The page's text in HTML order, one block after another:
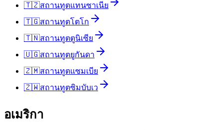
🇹🇿สถานทูตแทนซาเนีย
🇹🇬สถานทูตโตโก
🇹🇳สถานทูตตูนิเซีย
🇺🇬สถานทูตยูกันดา
🇿🇲สถานทูตแซมเบีย
🇿🇼สถานทูตซิมบับเว
อเมริกา